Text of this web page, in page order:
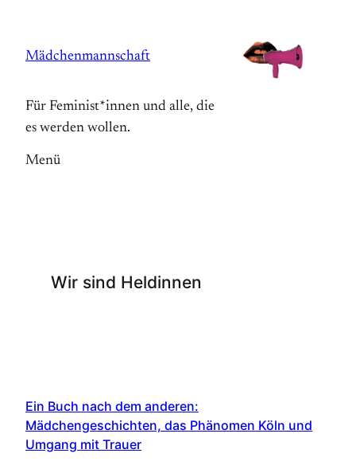
springen
Mädchenmannschaft
Für Feminist*innen und alle, die
es werden wollen.
Menü
Wir sind Heldinnen
Ein Buch nach dem anderen:
Mädchengeschichten, das Phänomen Köln und
Umgang mit Trauer